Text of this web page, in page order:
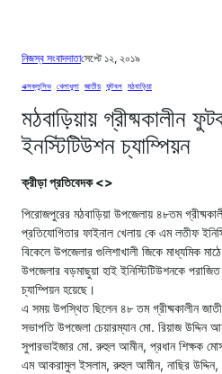
নিজস্ব সংবাদদাতাসেপ্টে ১২, ২০১৯
এক্সক্লুসিভ খেলাধুলা জাতীয় ফুটবল মঠবাড়িয়া
মঠবাড়িয়ায় গ্রীষ্মকালীন
ইনস্টিটিউশন চ্যাম্পিয়ন
ক্রীড়া প্রতিবেদক <>
পিরোজপুরের মঠবাড়িয়া উপজেলায় ৪৮তম
প্রতিযোগিতার ফাইনাল খেলায় কে এম লতীফ
বিকেলে উপজেলার গুলিশাখালী জিকে মাধ্যমিক
উপজেলার বড়মাছুয়া হাই ইনিস্টিটিউশনকে
চ্যাম্পিয়ন হয়েছে।
এ সময় উপস্থিত ছিলেন ৪৮ তম গ্রীষ্মকালীন
সভাপতি উপজেলা চেয়ারম্যান মো. রিয়াজ উদ্দিন
সুপারভাইজার মো. রুহুল আমীন, প্রধান শিক্ষক
এম আকরামুল ইসলাম, রুহুল আমীন, নাছির উদ্দিন,